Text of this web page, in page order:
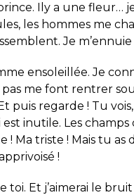
Ily a une fleur… je
les hommes me
Je
ensoleillée. Je
me font rentrer
regarde ! Tu
inutile. Les
! Ma triste ! Mais tu
!
toi. Et j’aimerai le